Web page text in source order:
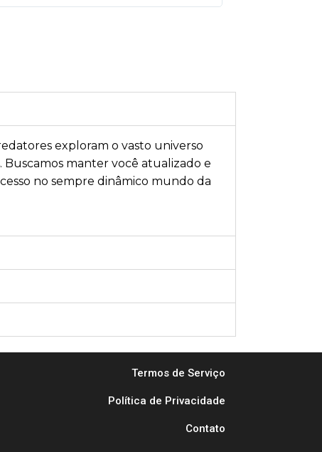
exploram o vasto universo
Buscamos manter você atualizado e
no sempre dinâmico mundo da
Termos de Serviço
Política de Privacidade
Contato